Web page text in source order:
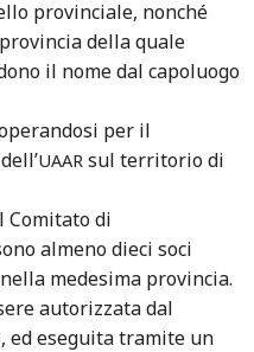
provinciale, nonché
della quale
il nome dal capoluogo
per il
UAAR sul territorio di
Comitato di
almeno dieci soci
medesima provincia.
autorizzata dal
ed eseguita tramite un